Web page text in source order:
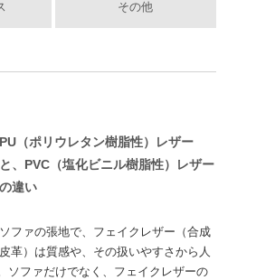
その他
PU（ポリウレタン樹脂性）レザー
と、PVC（塩化ビニル樹脂性）レザー
の違い
ソファの張地で、フェイクレザー（合成
皮革）は質感や、その扱いやすさから人
ソファだけでなく、フェイクレザーの